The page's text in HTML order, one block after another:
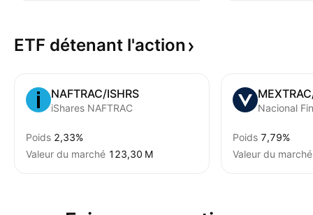
ETF détenant l'action
NAFTRAC/ISHRS
iShares NAFTRAC
Poids 2,33%
Valeur du marché ‪123,30 M‬
Poids 7,79%
Valeur du marché